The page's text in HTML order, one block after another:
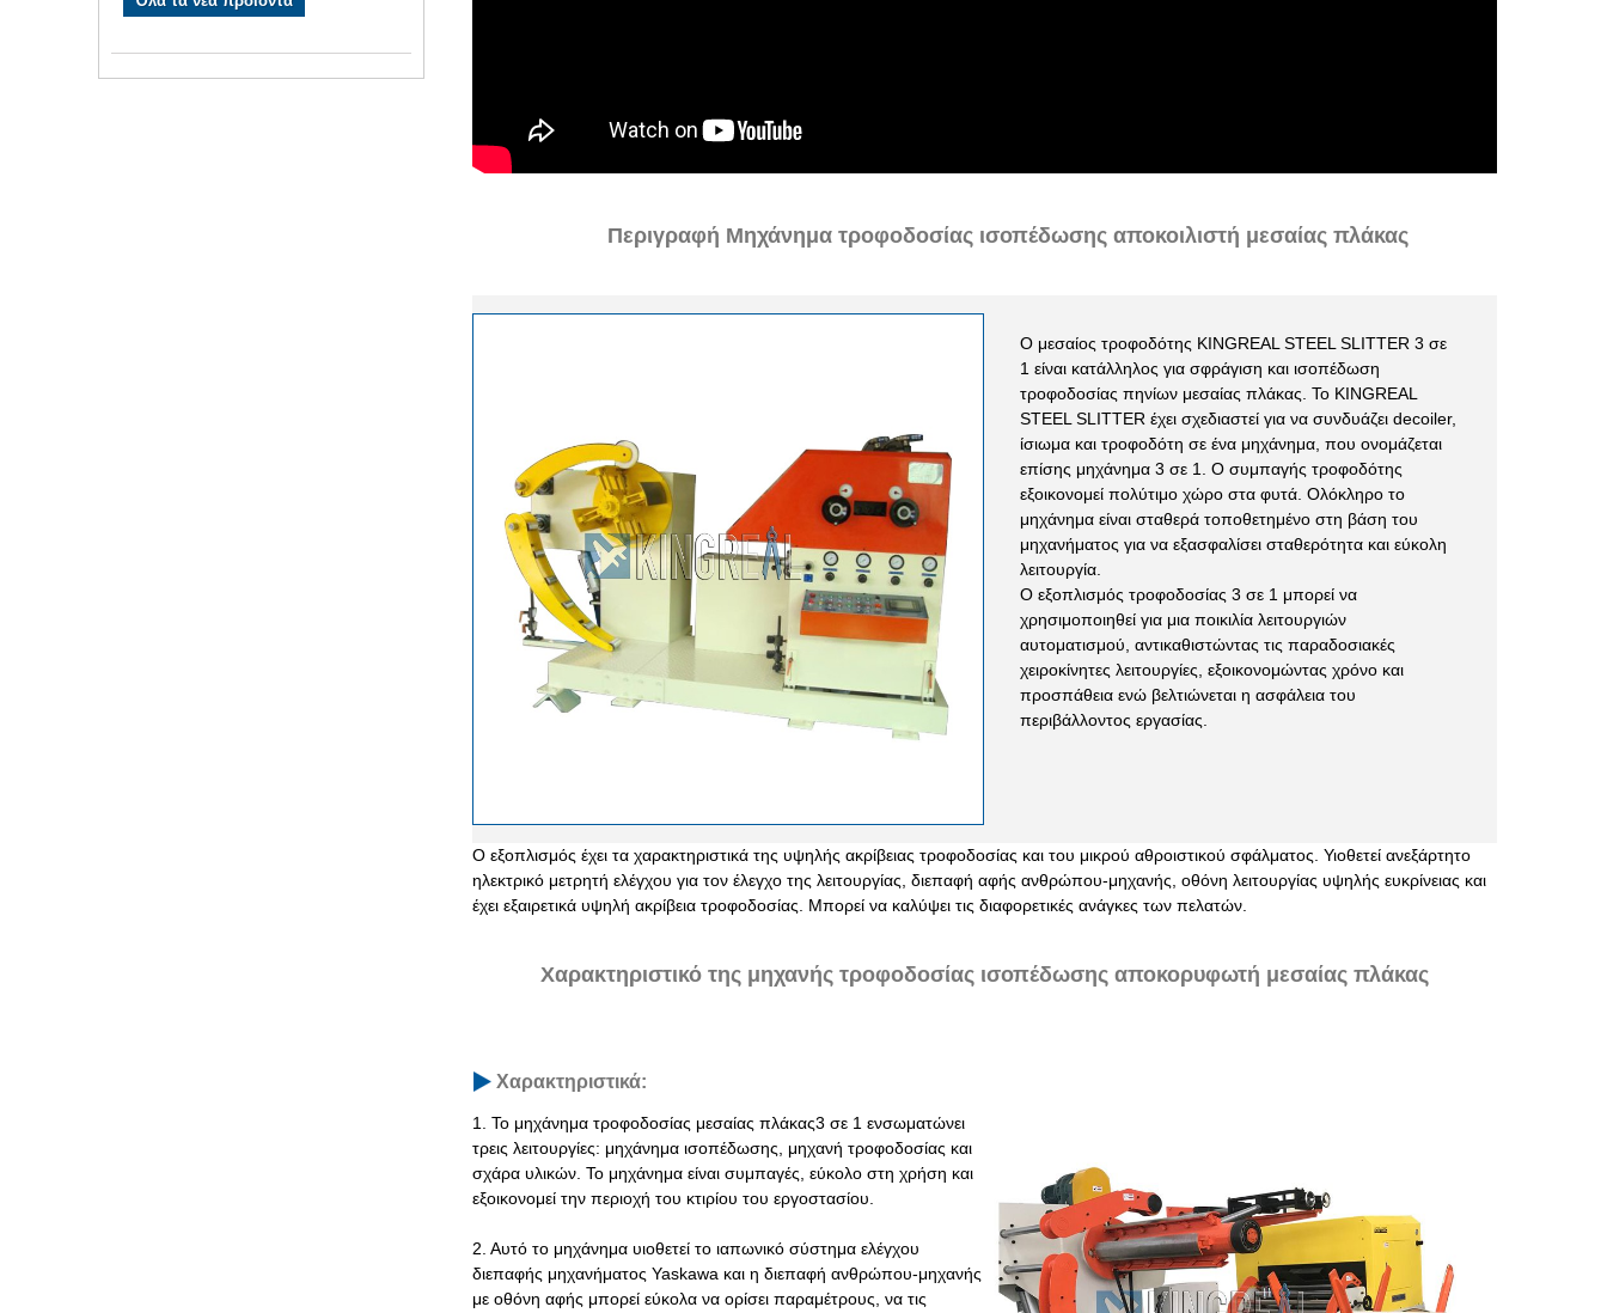
Περιγραφή Μηχάνημα τροφοδοσίας ισοπέδωσης αποκοιλιστή μεσαίας πλάκας
Ο μεσαίος τροφοδότης KINGREAL STEEL SLITTER 3 σε
1 είναι κατάλληλος για σφράγιση και ισοπέδωση
τροφοδοσίας πηνίων μεσαίας πλάκας. Το KINGREAL
STEEL SLITTER έχει σχεδιαστεί για να συνδυάζει decoiler,
ίσιωμα και τροφοδότη σε ένα μηχάνημα, που ονομάζεται
επίσης μηχάνημα 3 σε 1. Ο συμπαγής τροφοδότης
εξοικονομεί πολύτιμο χώρο στα φυτά. Ολόκληρο το
μηχάνημα είναι σταθερά τοποθετημένο στη βάση του
μηχανήματος για να εξασφαλίσει σταθερότητα και εύκολη
λειτουργία.
Ο εξοπλισμός τροφοδοσίας 3 σε 1 μπορεί να
χρησιμοποιηθεί για μια ποικιλία λειτουργιών
αυτοματισμού, αντικαθιστώντας τις παραδοσιακές
χειροκίνητες λειτουργίες, εξοικονομώντας χρόνο και
προσπάθεια ενώ βελτιώνεται η ασφάλεια του
περιβάλλοντος εργασίας.
Ο εξοπλισμός έχει τα χαρακτηριστικά της υψηλής ακρίβειας τροφοδοσίας και του μικρού αθροιστικού σφάλματος. Υιοθετεί ανεξάρτητο
ηλεκτρικό μετρητή ελέγχου για τον έλεγχο της λειτουργίας, διεπαφή αφής ανθρώπου-μηχανής, οθόνη λειτουργίας υψηλής ευκρίνειας και
έχει εξαιρετικά υψηλή ακρίβεια τροφοδοσίας. Μπορεί να καλύψει τις διαφορετικές ανάγκες των πελατών.
Χαρακτηριστικό της μηχανής τροφοδοσίας ισοπέδωσης αποκορυφωτή μεσαίας πλάκας
Χαρακτηριστικά:
1. Το μηχάνημα τροφοδοσίας μεσαίας πλάκας3 σε 1 ενσωματώνει
τρεις λειτουργίες: μηχάνημα ισοπέδωσης, μηχανή τροφοδοσίας και
σχάρα υλικών. Το μηχάνημα είναι συμπαγές, εύκολο στη χρήση και
εξοικονομεί την περιοχή του κτιρίου του εργοστασίου.
2. Αυτό το μηχάνημα υιοθετεί το ιαπωνικό σύστημα ελέγχου
διεπαφής μηχανήματος Yaskawa και η διεπαφή ανθρώπου-μηχανής
με οθόνη αφής μπορεί εύκολα να ορίσει παραμέτρους, να τις